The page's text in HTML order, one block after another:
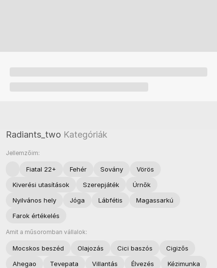
Radiants_two Kategóriák
Jellemzőim:
Fiatal 22+ Fehér Sovány
Vörös
Kiverési utasítások
Szerepjáték
Úrnők
Nyilvános hely
Jóga Lábfétis
Magassarkú
Farok értékelés
Amit a műsoromban vállalok:
Mocskos beszéd Olajozás Cici baszós
Cigizős
Ahegao
Tevepata Villantás Élvezés Kézimunka